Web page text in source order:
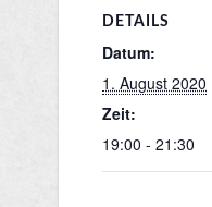
DETAILS
Datum:
1. August 2020
Zeit:
19:00 - 21:30